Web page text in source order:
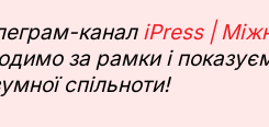
канал iPress |
за рамки і
спільноти!